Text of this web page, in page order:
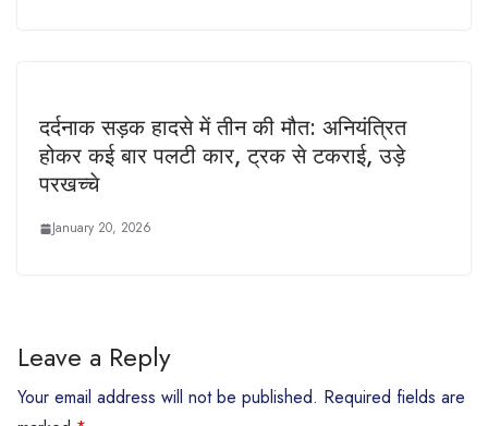
दर्दनाक सड़क हादसे में तीन की मौत: अनियंत्रित
होकर कई बार पलटी कार, ट्रक से टकराई, उड़े
परखच्चे
January 20, 2026
Leave a Reply
Your email address will not be published. Required fields are